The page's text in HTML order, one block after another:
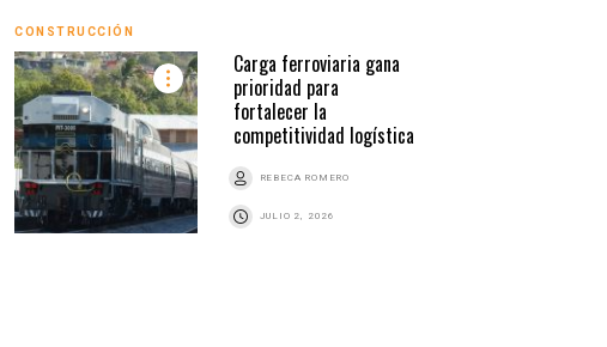
CONSTRUCCIÓN
Carga ferroviaria gana
prioridad para
fortalecer la
competitividad logística
REBECA ROMERO
JULIO 2, 2026